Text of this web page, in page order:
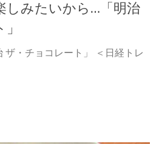
しみたいから…「明治
ザ・チョコレート」 ＜日経トレ